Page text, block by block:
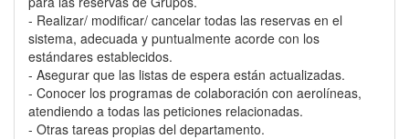
- Realizar/ modificar/ cancelar todas las reservas en el
sistema, adecuada y puntualmente acorde con los
estándares establecidos.
- Asegurar que las listas de espera están actualizadas.
- Conocer los programas de colaboración con aerolíneas,
atendiendo a todas las peticiones relacionadas.
- Otras tareas propias del departamento.